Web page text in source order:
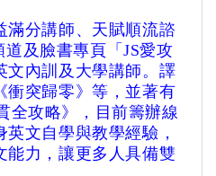
分講師、天賦順流諮
及臉書專頁「JS愛攻
文內訓及大學講師。譯
衝突歸零》等，並著有
全攻略》，目前籌辦線
英文自學與教學經驗，
能力，讓更多人具備雙